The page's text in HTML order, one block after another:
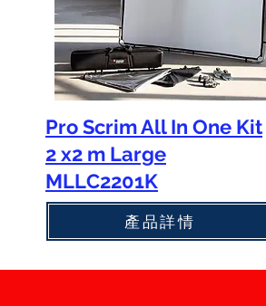
Pro Scrim All In One Kit
2 x2 m Large
MLLC2201K
產品詳情